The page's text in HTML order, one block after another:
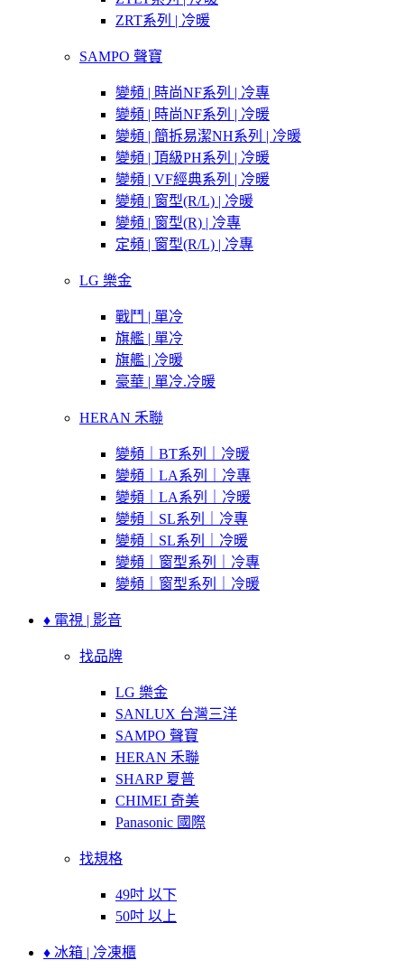
ZRT系列 | 冷暖
SAMPO 聲寶
變頻 | 時尚NF系列 | 冷專
變頻 | 時尚NF系列 | 冷暖
變頻 | 簡拆易潔NH系列 | 冷暖
變頻 | 頂級PH系列 | 冷暖
變頻 | VF經典系列 | 冷暖
變頻 | 窗型(R/L) | 冷暖
變頻 | 窗型(R) | 冷專
定頻 | 窗型(R/L) | 冷專
LG 樂金
戰鬥 | 單冷
旗艦 | 單冷
旗艦 | 冷暖
豪華 | 單冷.冷暖
HERAN 禾聯
變頻｜BT系列｜冷暖
變頻｜LA系列｜冷專
變頻｜LA系列｜冷暖
變頻｜SL系列｜冷專
變頻｜SL系列｜冷暖
變頻｜窗型系列｜冷專
變頻｜窗型系列｜冷暖
♦ 電視 | 影音
找品牌
LG 樂金
SANLUX 台灣三洋
SAMPO 聲寶
HERAN 禾聯
SHARP 夏普
CHIMEI 奇美
Panasonic 國際
找規格
49吋 以下
50吋 以上
♦ 冰箱 | 冷凍櫃